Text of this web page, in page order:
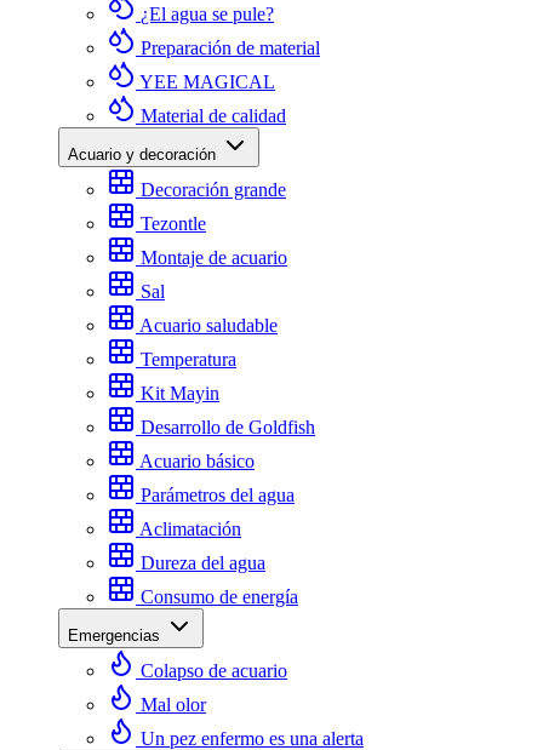
¿El agua se pule?
Preparación de material
YEE MAGICAL
Material de calidad
Acuario y decoración
Decoración grande
Tezontle
Montaje de acuario
Sal
Acuario saludable
Temperatura
Kit Mayin
Desarrollo de Goldfish
Acuario básico
Parámetros del agua
Aclimatación
Dureza del agua
Consumo de energía
Emergencias
Colapso de acuario
Mal olor
Un pez enfermo es una alerta